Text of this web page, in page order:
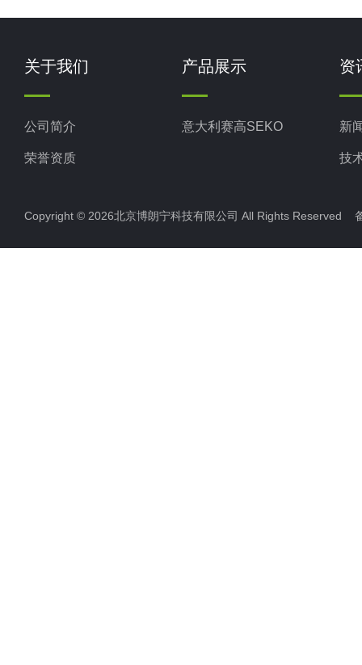
关于我们
公司简介
荣誉资质
产品展示
意大利赛高SEKO
资
新
技
Copyright © 2026北京博朗宁科技有限公司 All Rights Reserved